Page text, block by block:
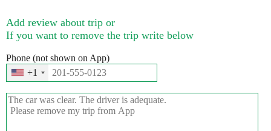
Add review about trip or
If you want to remove the trip write below
Phone (not shown on App)
+1